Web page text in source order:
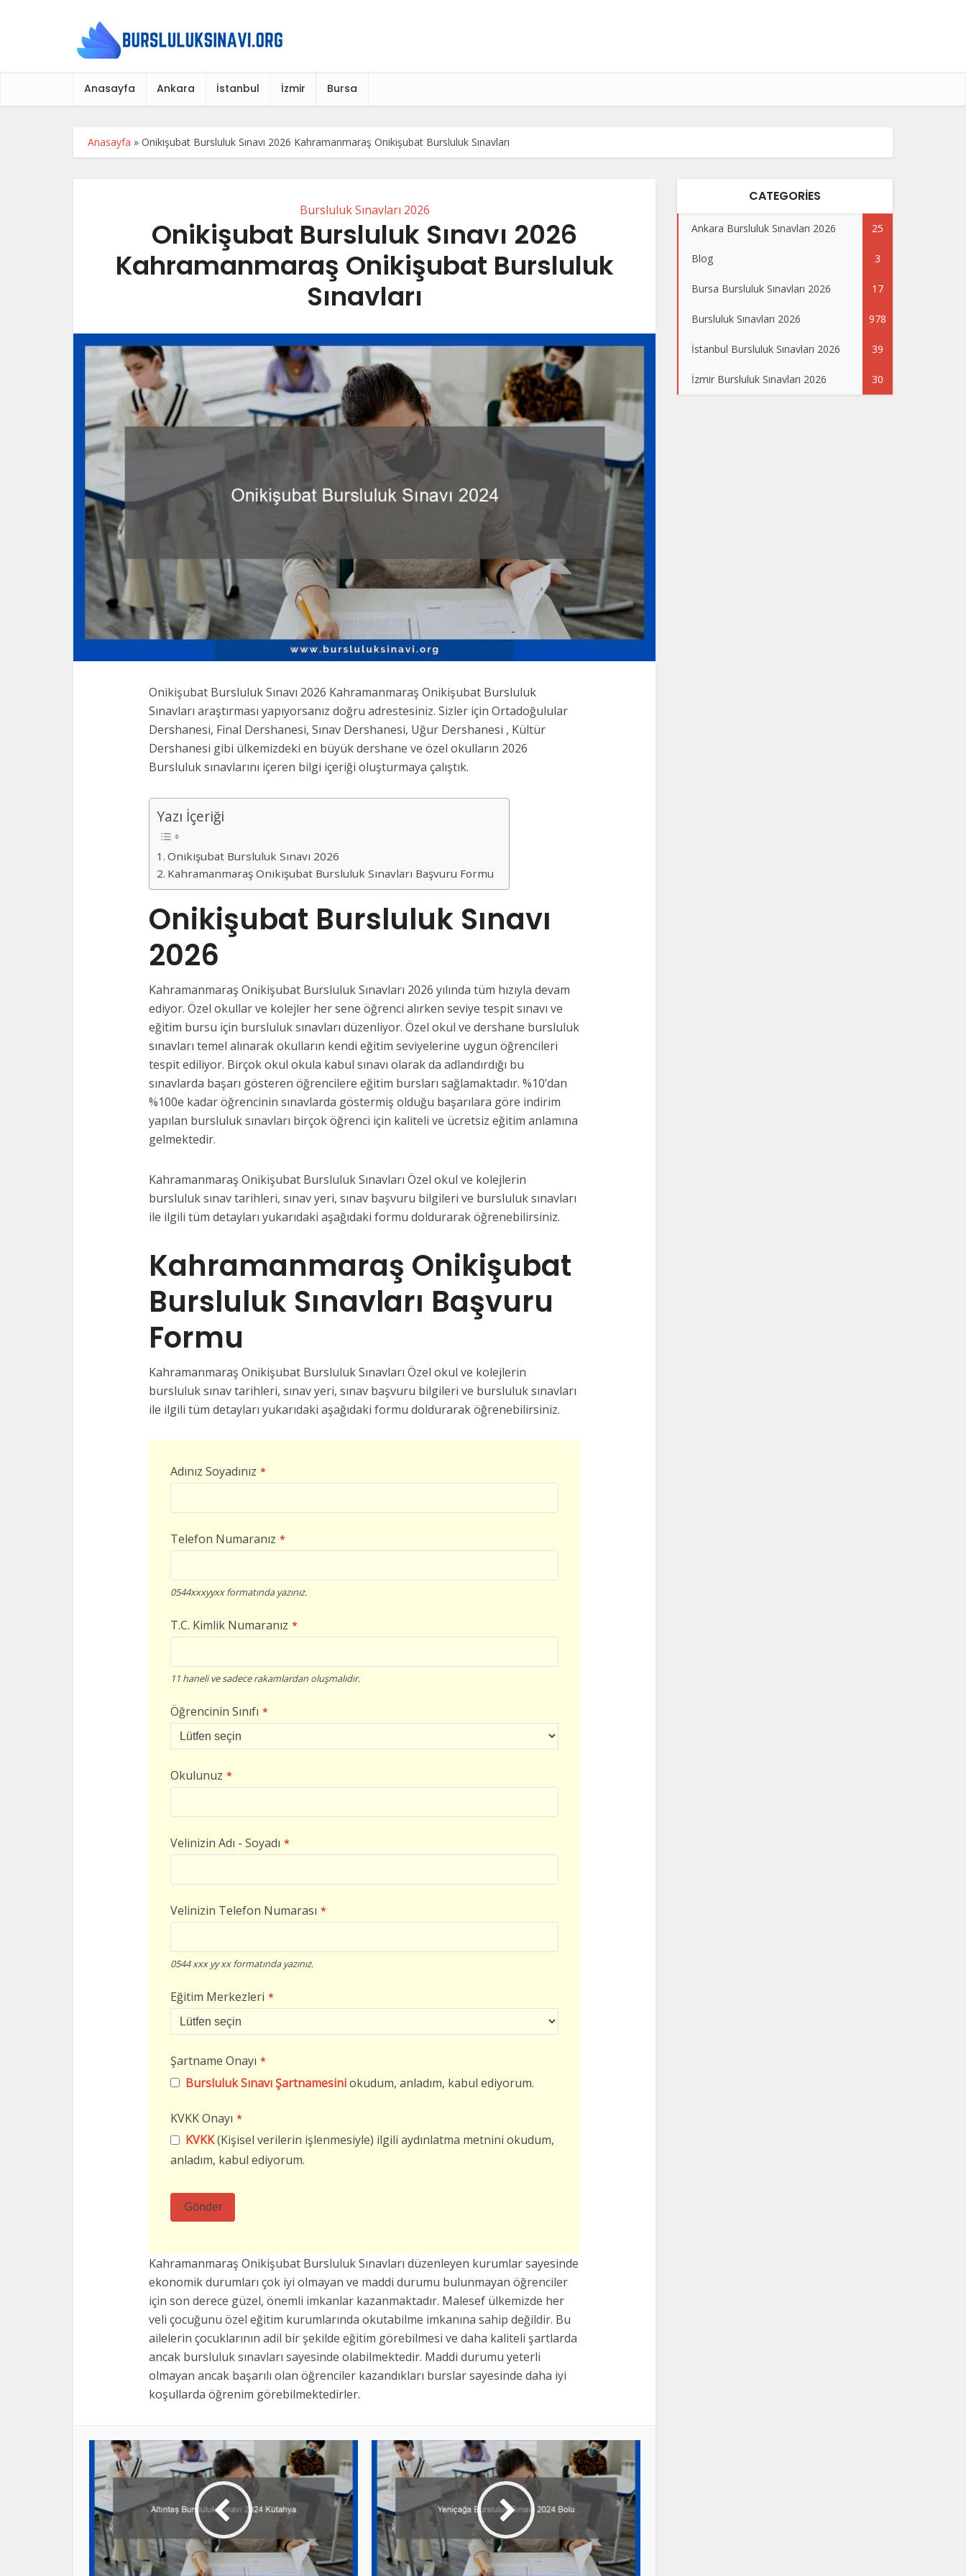
Anasayfa Ankara İstanbul İzmir Bursa
Anasayfa » Onikişubat Bursluluk Sınavı 2026 Kahramanmaraş Onikişubat Bursluluk Sınavları
Bursluluk Sınavları 2026
Onikişubat Bursluluk Sınavı 2026
Kahramanmaraş Onikişubat Bursluluk
Sınavları
Onikişubat Bursluluk Sınavı 2026 Kahramanmaraş Onikişubat Bursluluk
Sınavları araştırması yapıyorsanız doğru adrestesiniz. Sizler için Ortadoğulular
Dershanesi, Final Dershanesi, Sınav Dershanesi, Uğur Dershanesi , Kültür
Dershanesi gibi ülkemizdeki en büyük dershane ve özel okulların 2026
Bursluluk sınavlarını içeren bilgi içeriği oluşturmaya çalıştık.
Yazı İçeriği
Onikişubat Bursluluk Sınavı 2026
Kahramanmaraş Onikişubat Bursluluk Sınavları Başvuru Formu
Onikişubat Bursluluk Sınavı
2026
Kahramanmaraş Onikişubat Bursluluk Sınavları 2026 yılında tüm hızıyla devam
ediyor. Özel okullar ve kolejler her sene öğrenci alırken seviye tespit sınavı ve
eğitim bursu için bursluluk sınavları düzenliyor. Özel okul ve dershane bursluluk
sınavları temel alınarak okulların kendi eğitim seviyelerine uygun öğrencileri
tespit ediliyor. Birçok okul okula kabul sınavı olarak da adlandırdığı bu
sınavlarda başarı gösteren öğrencilere eğitim bursları sağlamaktadır. %10’dan
%100e kadar öğrencinin sınavlarda göstermiş olduğu başarılara göre indirim
yapılan bursluluk sınavları birçok öğrenci için kaliteli ve ücretsiz eğitim anlamına
gelmektedir.
Kahramanmaraş Onikişubat Bursluluk Sınavları Özel okul ve kolejlerin
bursluluk sınav tarihleri, sınav yeri, sınav başvuru bilgileri ve bursluluk sınavları
ile ilgili tüm detayları yukarıdaki aşağıdaki formu doldurarak öğrenebilirsiniz.
Kahramanmaraş Onikişubat
Bursluluk Sınavları Başvuru
Formu
Kahramanmaraş Onikişubat Bursluluk Sınavları Özel okul ve kolejlerin
bursluluk sınav tarihleri, sınav yeri, sınav başvuru bilgileri ve bursluluk sınavları
ile ilgili tüm detayları yukarıdaki aşağıdaki formu doldurarak öğrenebilirsiniz.
Adınız Soyadınız *
Telefon Numaranız *
0544xxxyyxx formatında yazınız.
T.C. Kimlik Numaranız *
11 haneli ve sadece rakamlardan oluşmalıdır.
Öğrencinin Sınıfı *
Okulunuz *
Velinizin Adı - Soyadı *
Velinizin Telefon Numarası *
0544 xxx yy xx formatında yazınız.
Eğitim Merkezleri *
Şartname Onayı *
Bursluluk Sınavı Şartnamesiniokudum, anladım, kabul ediyorum.
KVKK Onayı *
KVKK(Kişisel verilerin işlenmesiyle) ilgili aydınlatma metnini okudum,
anladım, kabul ediyorum.
Gönder
alan
boş
bırakılmalıdır
Kahramanmaraş Onikişubat Bursluluk Sınavları düzenleyen kurumlar sayesinde
ekonomik durumları çok iyi olmayan ve maddi durumu bulunmayan öğrenciler
için son derece güzel, önemli imkanlar kazanmaktadır. Malesef ülkemizde her
veli çocuğunu özel eğitim kurumlarında okutabilme imkanına sahip değildir. Bu
ailelerin çocuklarının adil bir şekilde eğitim görebilmesi ve daha kaliteli şartlarda
ancak bursluluk sınavları sayesinde olabilmektedir. Maddi durumu yeterli
olmayan ancak başarılı olan öğrenciler kazandıkları burslar sayesinde daha iyi
koşullarda öğrenim görebilmektedirler.
CATEGORIES
Ankara Bursluluk Sınavları 2026 25
Blog 3
Bursa Bursluluk Sınavları 2026 17
Bursluluk Sınavları 2026 978
İstanbul Bursluluk Sınavları 2026 39
İzmir Bursluluk Sınavları 2026 30